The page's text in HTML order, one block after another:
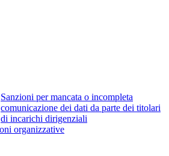
Sanzioni per mancata o incompleta
comunicazione dei dati da parte dei titolari
di incarichi dirigenziali
organizzative